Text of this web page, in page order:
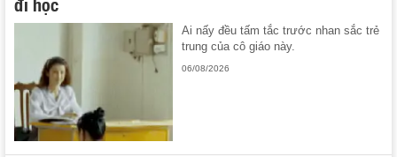
Ai nấy đều tấm tắc trước nhan sắc trẻ
trung của cô giáo này.
06/08/2026